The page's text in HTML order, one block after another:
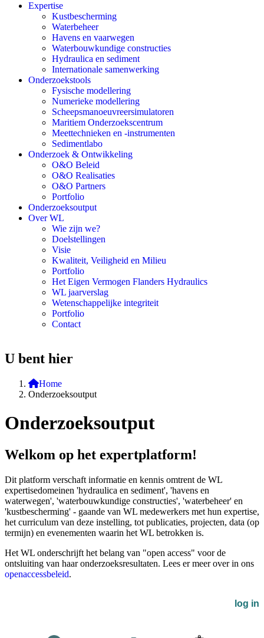
Expertise
Kustbescherming
Waterbeheer
Havens en vaarwegen
Waterbouwkundige constructies
Hydraulica en sediment
Internationale samenwerking
Onderzoekstools
Fysische modellering
Numerieke modellering
Scheepsmanoeuvreersimulatoren
Maritiem Onderzoekscentrum
Meettechnieken en -instrumenten
Sedimentlabo
Onderzoek & Ontwikkeling
O&O Beleid
O&O Realisaties
O&O Partners
Portfolio
Onderzoeksoutput
Over WL
Wie zijn we?
Doelstellingen
Visie
Kwaliteit, Veiligheid en Milieu
Portfolio
Het Eigen Vermogen Flanders Hydraulics
WL jaarverslag
Wetenschappelijke integriteit
Portfolio
Contact
U bent hier
Home
Onderzoeksoutput
Onderzoeksoutput
Welkom op het expertplatform!
Dit platform verschaft informatie en kennis omtrent de WL
expertisedomeinen 'hydraulica en sediment', 'havens en
waterwegen', 'waterbouwkundige constructies', 'waterbeheer' en
'kustbescherming' - gaande van WL medewerkers met hun expertise,
het curriculum van deze instelling, tot publicaties, projecten, data (op
termijn) en evenementen waarin het WL betrokken is.
Het WL onderschrijft het belang van "open access" voor de
ontsluiting van haar onderzoeksresultaten. Lees er meer over in ons
openaccessbeleid.
log in